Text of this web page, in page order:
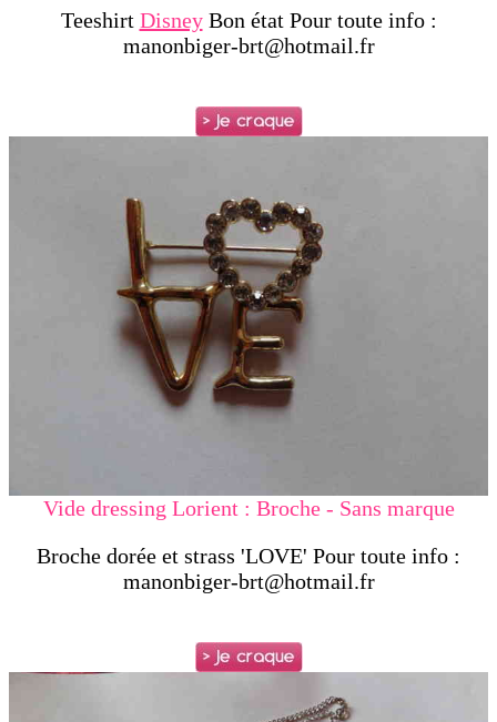
Teeshirt DisneyBon état Pour toute info :
manonbiger-brt@hotmail.fr
Vide dressing Lorient : Broche - Sans marque
Broche dorée et strass 'LOVE' Pour toute info :
manonbiger-brt@hotmail.fr